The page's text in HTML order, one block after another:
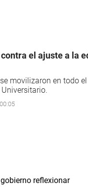
el ajuste a la
movilizaron en todo